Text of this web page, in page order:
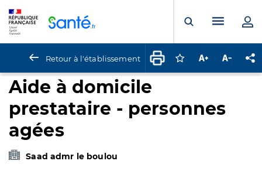
Ouvrir laMenu
Retour à l'établissement Connectez-vous
Augmenter la
Aide à domicile
prestataire - personnes
agées
Saad admr le boulou